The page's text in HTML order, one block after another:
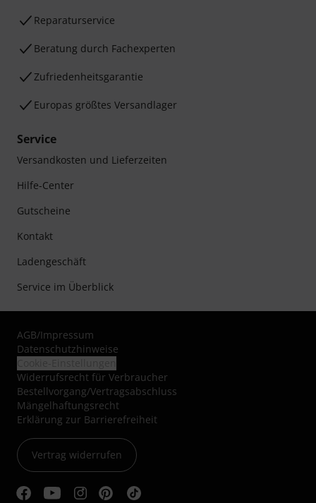
Reparaturservice
Beratung durch Fachexperten
Zufriedenheitsgarantie
Europas größtes Versandlager
Service
Versandkosten und Lieferzeiten
Hilfe-Center
Gutscheine
Kontakt
Ladengeschäft
Service im Überblick
AGB/Impressum
Datenschutzhinweise
Widerrufsrecht für Verbraucher
Bestellvorgang/Vertragsabschluss
Mängelhaftungsrecht
Erklärung zur Barrierefreiheit
Vertrag widerrufen